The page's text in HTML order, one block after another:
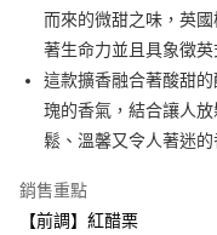
全盈+PAY
大哥付你分期
相關說明
【大哥付你分期使用說明】
1.本服務由台灣大哥大提供
流程，驗證手機門號後，選
成交易。
3.實際核准額度、可分期數
AFTEE先享後付
【關於「AFTEE先享後付」】
AFTEE先享後付是「在收到
ATM付款
而來的微甜之味，英
著生命力並且具象徵英
這款擴香融合著酸甜
瑰的香氣，結合讓人
鬆、溫馨又令人著迷的
銷售重點
【前調】紅醋栗